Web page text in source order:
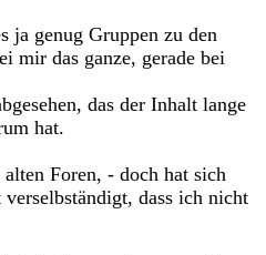
ja genug Gruppen zu den
mir das ganze, gerade bei
das der Inhalt lange
hat.
Foren, - doch hat sich
dass ich nicht